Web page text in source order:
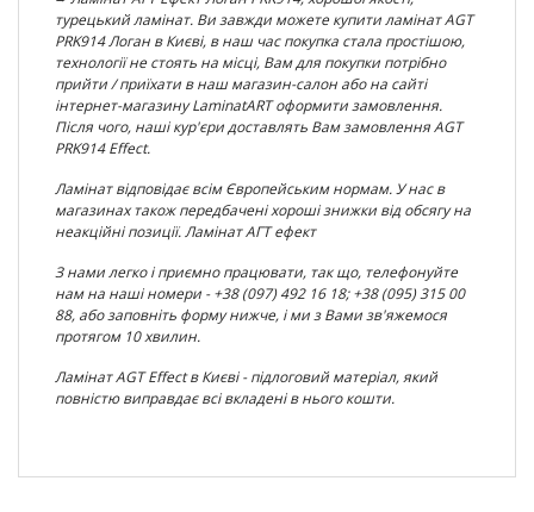
турецький ламінат. Ви завжди можете купити ламінатAGT
PRK914 Логан в Києві, в наш час покупка стала простішою,
технології не стоять на місці, Вам для покупки потрібно
прийти / приїхати в наш магазин-салон або на сайті
інтернет-магазину LaminatART оформити замовлення.
Після чого, наші кур'єри доставлять Вам замовленняAGT
PRK914 Effect.
Ламінат відповідає всім Європейським нормам. У нас в
магазинах також передбачені хороші знижки від обсягу на
неакційні позиції. Ламінат АГТ ефект
З нами легко і приємно працювати, так що, телефонуйте
нам на наші номери - +38 (097) 492 16 18; +38 (095) 315 00
88, або заповніть форму нижче, і ми з Вами зв'яжемося
протягом 10 хвилин.
Ламінат AGT Effect в Києві - підлоговий матеріал, який
повністю виправдає всі вкладені в нього кошти.